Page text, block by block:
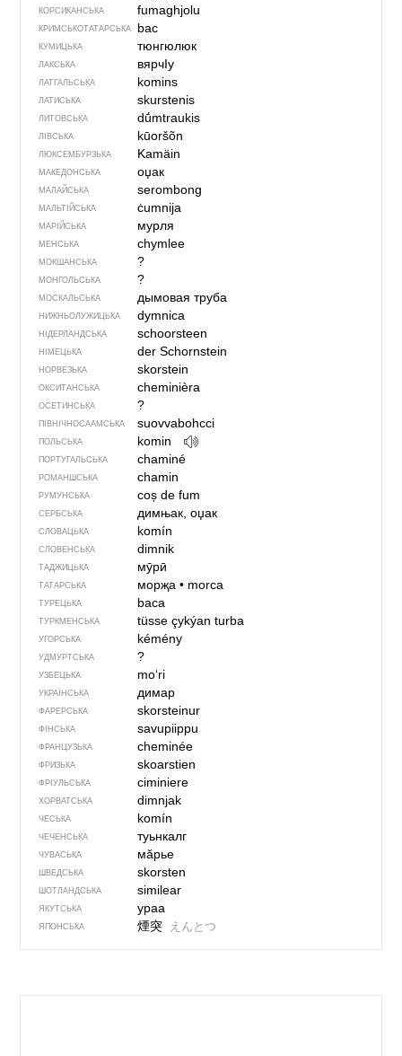
КОРСИКАНСЬКА fumaghjolu
КРИМСЬКОТАТАРСЬКА bac
КУМИЦЬКА тюнгюлюк
ЛАКСЬКА вярчIу
ЛАТГАЛЬСЬКА komins
ЛАТИСЬКА skurstenis
ЛИТОВСЬКА dū́mtraukis
ЛІВСЬКА kūoršõn
ЛЮКСЕМБУРЗЬКА Kamäin
МАКЕДОНСЬКА оџак
МАЛАЙСЬКА serombong
МАЛЬТІЙСЬКА ċumnija
МАРІЙСЬКА мурля
МЕНСЬКА chymlee
МОКШАНСЬКА ?
МОНГОЛЬСЬКА ?
МОСКАЛЬСЬКА дымовая труба
НИЖНЬОЛУЖИЦЬКА dymnica
НІДЕРЛАНДСЬКА schoorsteen
НІМЕЦЬКА der Schornstein
НОРВЕЗЬКА skorstein
ОКСИТАНСЬКА cheminièra
ОСЕТИНСЬКА ?
ПІВНІЧНОСААМСЬКА suovvabohcci
ПОЛЬСЬКА komin
ПОРТУГАЛЬСЬКА chaminé
РОМАНШСЬКА chamin
РУМУНСЬКА coș de fum
СЕРБСЬКА димњак, оџак
СЛОВАЦЬКА komín
СЛОВЕНСЬКА dimnik
ТАДЖИЦЬКА мӯрӣ
ТАТАРСЬКА морҗа• morca
ТУРЕЦЬКА baca
ТУРКМЕНСЬКА tüsse çykýan turba
УГОРСЬКА kémény
УДМУРТСЬКА ?
УЗБЕЦЬКА moʻri
УКРАЇНСЬКА димар
ФАРЕРСЬКА skorsteinur
ФІНСЬКА savupiippu
ФРАНЦУЗЬКА cheminée
ФРИЗЬКА skoarstien
ФРІУЛЬСЬКА ciminiere
ХОРВАТСЬКА dimnjak
ЧЕСЬКА komín
ЧЕЧЕНСЬКА туьнкалг
ЧУВАСЬКА мӑрье
ШВЕДСЬКА skorsten
ШОТЛАНДСЬКА similear
ЯКУТСЬКА ураа
ЯПОНСЬКА 煙突 えんとつ